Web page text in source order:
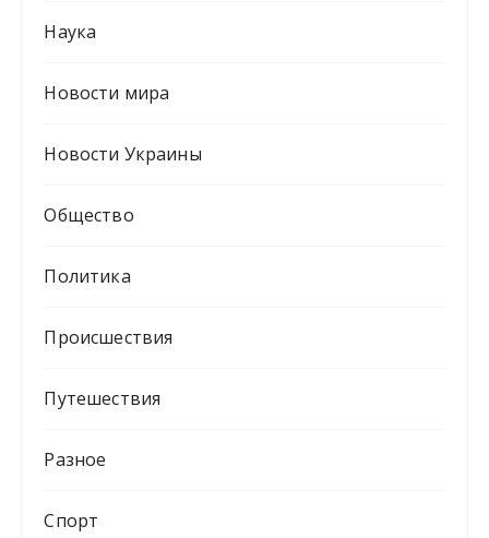
Наука
Новости мира
Новости Украины
Общество
Политика
Происшествия
Путешествия
Разное
Спорт